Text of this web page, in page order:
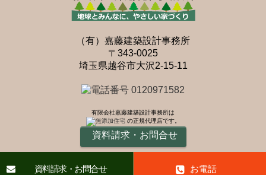
（有）嘉藤建築設計事務所
〒343-0025
埼玉県越谷市大沢2-15-11
有限会社嘉藤建築設計事務所は
の正規代理店です。
資料請求・お問合せ
資料請求・お問合せ お電話